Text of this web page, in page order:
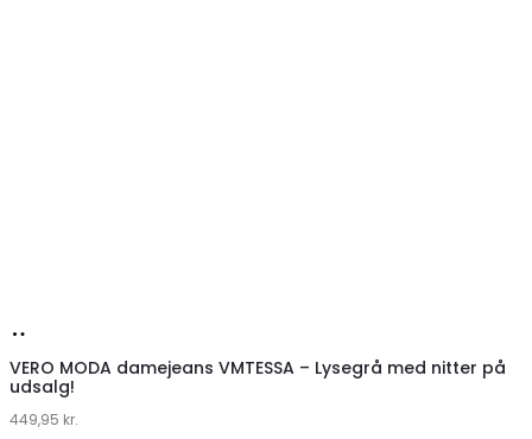
hos
Klædeskabet.dk
VERO MODA damejeans VMTESSA – Lysegrå med nitter på
udsalg!
449,95 kr.